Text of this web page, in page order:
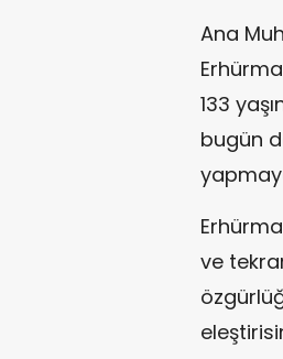
Ana
133
bugün
ve